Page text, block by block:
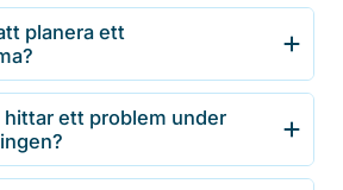
planera ett
hittar ett problem under